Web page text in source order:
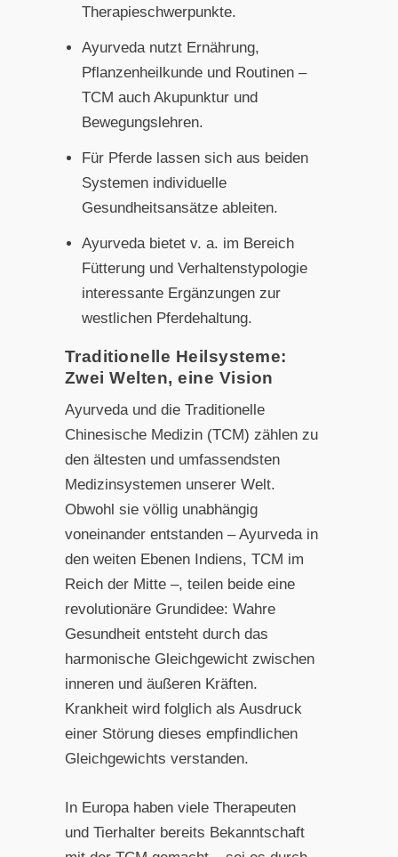
Therapieschwerpunkte.
Ayurveda nutzt Ernährung,
Pflanzenheilkunde und Routinen –
TCM auch Akupunktur und
Bewegungslehren.
Für Pferde lassen sich aus beiden
Systemen individuelle
Gesundheitsansätze ableiten.
Ayurveda bietet v. a. im Bereich
Fütterung und Verhaltenstypologie
interessante Ergänzungen zur
westlichen Pferdehaltung.
Traditionelle Heilsysteme:
Zwei Welten, eine Vision
Ayurveda und die Traditionelle
Chinesische Medizin (TCM) zählen zu
den ältesten und umfassendsten
Medizinsystemen unserer Welt.
Obwohl sie völlig unabhängig
voneinander entstanden – Ayurveda in
den weiten Ebenen Indiens, TCM im
Reich der Mitte –, teilen beide eine
revolutionäre Grundidee: Wahre
Gesundheit entsteht durch das
harmonische Gleichgewicht zwischen
inneren und äußeren Kräften.
Krankheit wird folglich als Ausdruck
einer Störung dieses empfindlichen
Gleichgewichts verstanden.
In Europa haben viele Therapeuten
und Tierhalter bereits Bekanntschaft